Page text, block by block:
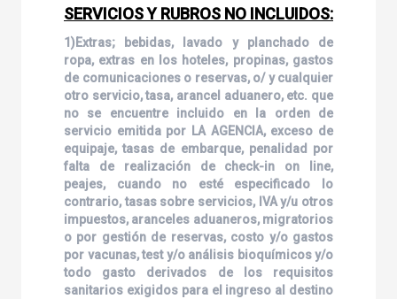
SERVICIOS Y RUBROS NO INCLUIDOS:
1)Extras; bebidas, lavado y planchado de
ropa, extras en los hoteles, propinas, gastos
de comunicaciones o reservas, o/ y cualquier
otro servicio, tasa, arancel aduanero, etc. que
no se encuentre incluido en la orden de
servicio emitida por LA AGENCIA, exceso de
equipaje, tasas de embarque, penalidad por
falta de realización de check-in on line,
peajes, cuando no esté especificado lo
contrario, tasas sobre servicios, IVA y/u otros
impuestos, aranceles aduaneros, migratorios
o por gestión de reservas, costo y/o gastos
por vacunas, test y/o análisis bioquímicos y/o
todo gasto derivados de los requisitos
sanitarios exigidos para el ingreso al destino